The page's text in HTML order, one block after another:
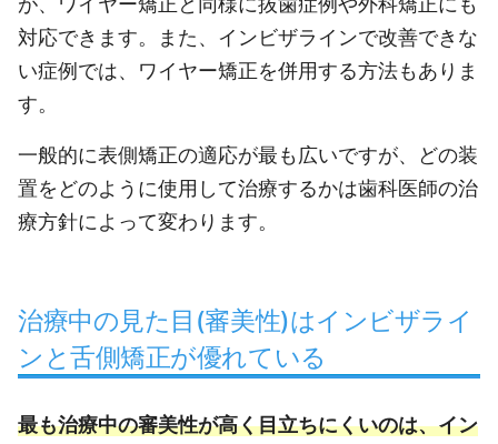
対応できます。また、インビザラインで改善できな
い症例では、ワイヤー矯正を併用する方法もありま
す。
一般的に表側矯正の適応が最も広いですが、どの装
置をどのように使用して治療するかは歯科医師の治
療方針によって変わります。
治療中の見た目(審美性)はインビザライ
ンと舌側矯正が優れている
最も治療中の審美性が高く目立ちにくいのは、イン